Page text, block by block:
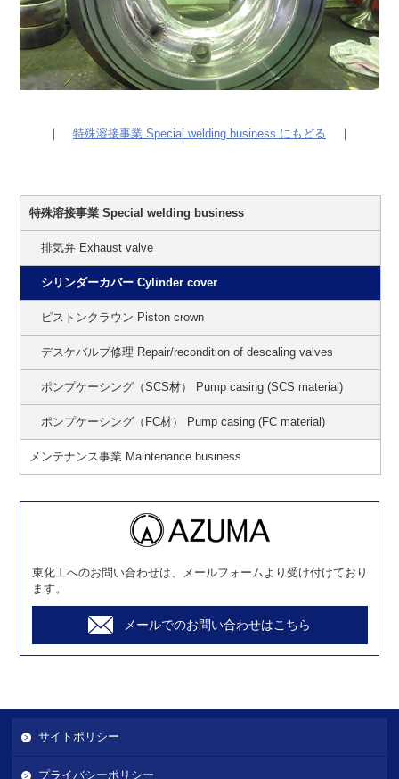
｜ 特殊溶接事業 Special welding business にもどる ｜
特殊溶接事業 Special welding business
排気弁 Exhaust valve
シリンダーカバー Cylinder cover
ピストンクラウン Piston crown
デスケバルブ修理 Repair/recondition of descaling valves
ポンプケーシング（SCS材） Pump casing (SCS material)
ポンプケーシング（FC材） Pump casing (FC material)
メンテナンス事業 Maintenance business
東化工へのお問い合わせは、メールフォームより受け付けており
ます。
メールでのお問い合わせはこちら
サイトポリシー
プライバシーポリシー